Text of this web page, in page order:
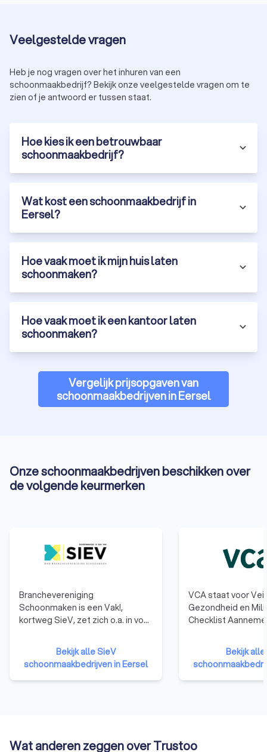
Bedrijfschoonmaak, dieptereiniging of huishoudelijke hulp –
op Trustoo vind je een betrouwbare schoonmaakservice in
ons platform zijn professioneel, KvK-geregistreerd en door
ons beoordeeld met een onafhankelijke Trustoo-score op
basis van ervaring, certificering en klantreviews.
gelegenheid. Vraag eenvoudig offertes aan voor de
schoonmaakdienst die je nodig hebt en ontvang
Eersel.
Veelgestelde vragen
Heb je nog vragen over het inhuren van een
schoonmaakbedrijf? Bekijk onze veelgestelde vragen om te
zien of je antwoord er tussen staat.
Hoe kies ik een betrouwbaar
schoonmaakbedrijf?
Wat kost een schoonmaakbedrijf in
Eersel?
Hoe vaak moet ik mijn huis laten
schoonmaken?
Hoe vaak moet ik een kantoor laten
schoonmaken?
Vergelijk prijsopgaven van
schoonmaakbedrijven in Eersel
Onze schoonmaakbedrijven beschikken over
de volgende keurmerken
Branchevereniging
Schoonmaken is een Vak!,
kortweg SieV, zet zich o.a. in voor
inkoopvoordelen voor leden bij
diverse partners en leveranciers
en bevordert de kennisdeling en
samenwerking tussen leden.
belangrijke zaken in de wet- en
Bekijk alle SieV
schoonmaakbedrijven in Eersel
VCA staat voor
Gezondheid en
Checklist
laten bedrijven
en ervaring
gebied van veilig
werken en dat het
Bekijk alle
Wat anderen zeggen over Trustoo